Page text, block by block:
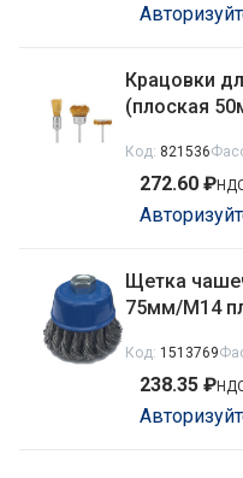
Крацовки
(плоская
Код: 821536
272.60 ₽
Щетка
75мм/М14
Код: 1513769
238.35 ₽